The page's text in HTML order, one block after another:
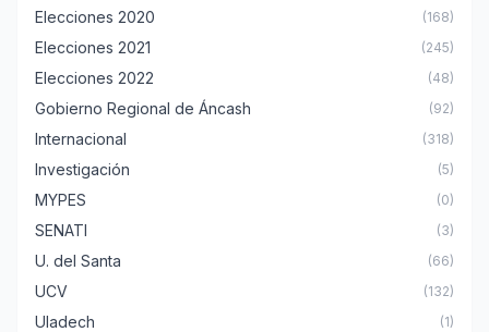
Elecciones 2020 (168)
Elecciones 2021 (245)
Elecciones 2022 (48)
Gobierno Regional de Áncash (92)
Internacional (318)
Investigación (5)
MYPES (0)
SENATI (3)
U. del Santa (66)
UCV (132)
Uladech (1)